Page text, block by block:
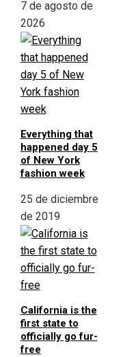
7 de agosto de
2026
Everything that
happened day 5
of New York
fashion week
25 de diciembre
de 2019
California is the
first state to
officially go fur-
free